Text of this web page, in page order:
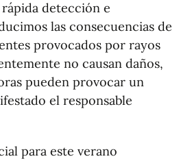
detección e
las consecuencias de
provocados por rayos
no causan daños,
pueden provocar un
el responsable
para este verano